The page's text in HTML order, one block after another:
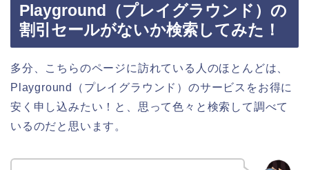
Playground（プレイグラウンド）の
割引セールがないか検索してみた！
多分、こちらのページに訪れている人のほとんどは、
Playground（プレイグラウンド）のサービスをお得に
安く申し込みたい！と、思って色々と検索して調べて
いるのだと思います。